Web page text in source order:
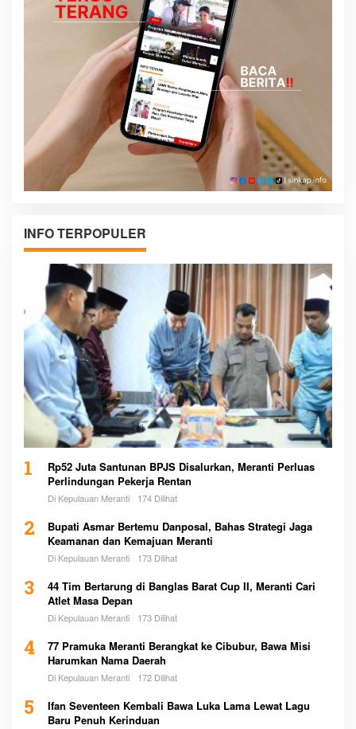
INFO TERPOPULER
1
Rp52 Juta Santunan BPJS Disalurkan, Meranti Perluas
Perlindungan Pekerja Rentan
Di Kepulauan Meranti 174 Dilihat
2
Bupati Asmar Bertemu Danposal, Bahas Strategi Jaga
Keamanan dan Kemajuan Meranti
Di Kepulauan Meranti 173 Dilihat
3
44 Tim Bertarung di Banglas Barat Cup II, Meranti Cari
Atlet Masa Depan
Di Kepulauan Meranti 173 Dilihat
4
77 Pramuka Meranti Berangkat ke Cibubur, Bawa Misi
Harumkan Nama Daerah
Di Kepulauan Meranti 172 Dilihat
5
Ifan Seventeen Kembali Bawa Luka Lama Lewat Lagu
Baru Penuh Kerinduan